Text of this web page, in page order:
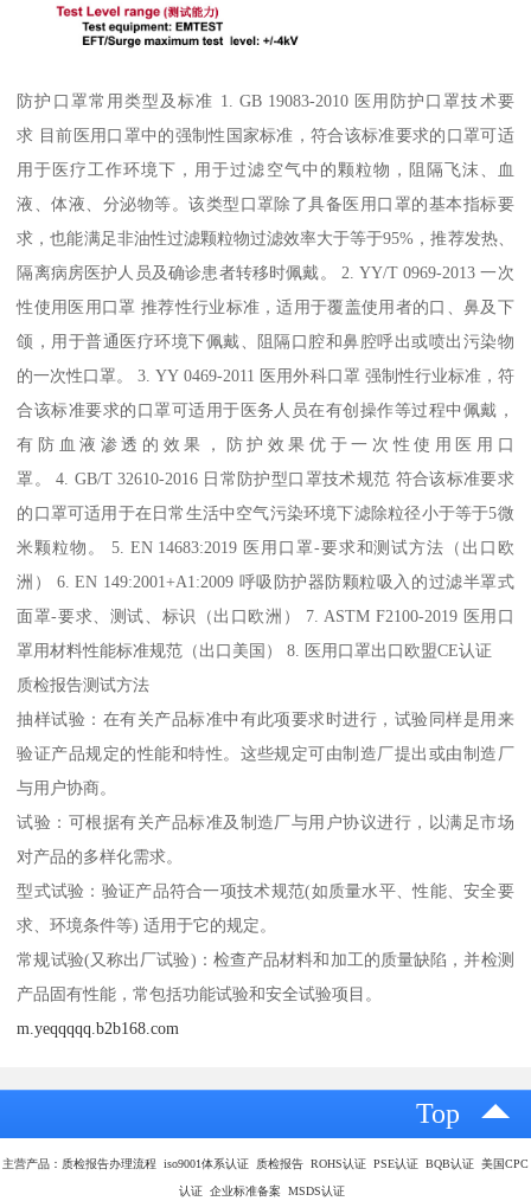
防护口罩常用类型及标准 1. GB 19083-2010 医用防护口罩技术要
求 目前医用口罩中的强制性国家标准，符合该标准要求的口罩可适
用于医疗工作环境下，用于过滤空气中的颗粒物，阻隔飞沫、血
液、体液、分泌物等。该类型口罩除了具备医用口罩的基本指标要
求，也能满足非油性过滤颗粒物过滤效率大于等于95%，推荐发热、
隔离病房医护人员及确诊患者转移时佩戴。 2. YY/T 0969-2013 一次
性使用医用口罩 推荐性行业标准，适用于覆盖使用者的口、鼻及下
颌，用于普通医疗环境下佩戴、阻隔口腔和鼻腔呼出或喷出污染物
的一次性口罩。 3. YY 0469-2011 医用外科口罩 强制性行业标准，符
合该标准要求的口罩可适用于医务人员在有创操作等过程中佩戴，
有防血液渗透的效果，防护效果优于一次性使用医用口
罩。 4. GB/T 32610-2016 日常防护型口罩技术规范 符合该标准要求
的口罩可适用于在日常生活中空气污染环境下滤除粒径小于等于5微
米颗粒物。 5. EN 14683:2019 医用口罩-要求和测试方法（出口欧
洲） 6. EN 149:2001+A1:2009 呼吸防护器防颗粒吸入的过滤半罩式
面罩-要求、测试、标识（出口欧洲） 7. ASTM F2100-2019 医用口
罩用材料性能标准规范（出口美国） 8. 医用口罩出口欧盟CE认证
质检报告测试方法
抽样试验：在有关产品标准中有此项要求时进行，试验同样是用来
验证产品规定的性能和特性。这些规定可由制造厂提出或由制造厂
与用户协商。
试验：可根据有关产品标准及制造厂与用户协议进行，以满足市场
对产品的多样化需求。
型式试验：验证产品符合一项技术规范(如质量水平、性能、安全要
求、环境条件等) 适用于它的规定。
常规试验(又称出厂试验)：检查产品材料和加工的质量缺陷，并检测
产品固有性能，常包括功能试验和安全试验项目。
m.yeqqqqq.b2b168.com
Top
主营产品：质检报告办理流程 iso9001体系认证 质检报告 ROHS认证 PSE认证 BQB认证 美国CPC
认证 企业标准备案 MSDS认证